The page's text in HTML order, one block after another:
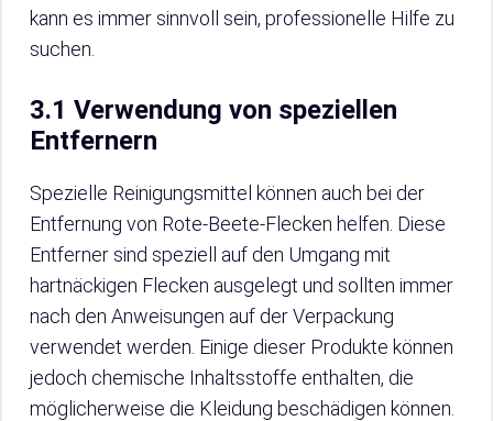
kann es immer sinnvoll sein, professionelle Hilfe zu
suchen.
3.1 Verwendung von speziellen
Entfernern
Spezielle Reinigungsmittel können auch bei der
Entfernung von Rote-Beete-Flecken helfen. Diese
Entferner sind speziell auf den Umgang mit
hartnäckigen Flecken ausgelegt und sollten immer
nach den Anweisungen auf der Verpackung
verwendet werden. Einige dieser Produkte können
jedoch chemische Inhaltsstoffe enthalten, die
möglicherweise die Kleidung beschädigen können.